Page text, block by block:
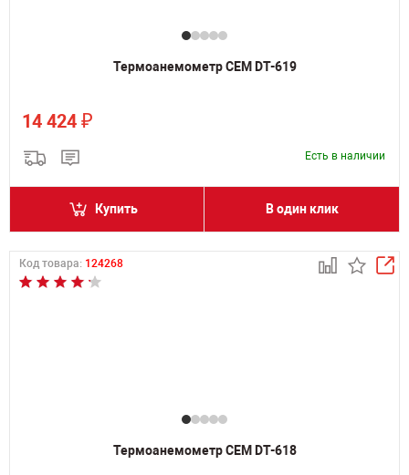
Термоанемометр CEM DT-619
14 424 ₽
Есть в наличии
Купить В один клик
Код товара: 124268
Термоанемометр CEM DT-618